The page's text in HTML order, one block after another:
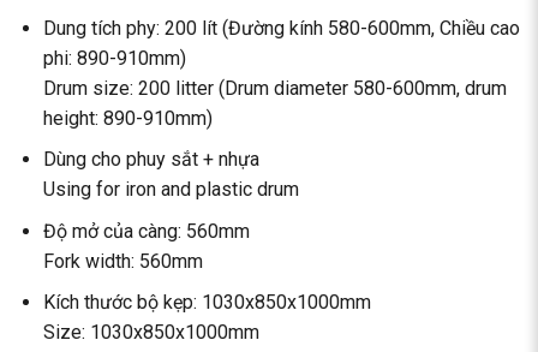
Dung tích phy: 200 lít (Đường kính 580-600mm, Chiều cao
phi: 890-910mm)
Drum size: 200 litter (Drum diameter 580-600mm, drum
height: 890-910mm)
Dùng cho phuy sắt + nhựa
Using for iron and plastic drum
Độ mở của càng: 560mm
Fork width: 560mm
Kích thước bộ kẹp: 1030x850x1000mm
Size: 1030x850x1000mm